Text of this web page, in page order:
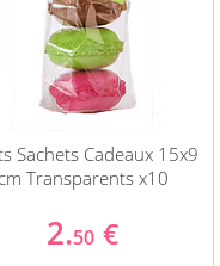
Sachets Cadeaux 15x9
cm Transparents x10
2.50 €